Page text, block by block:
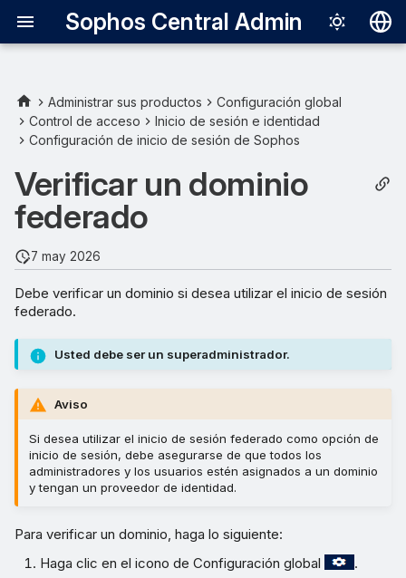
Sophos Central Admin
English
Español
Português
Administrar sus productos
Configuración global
Control de acceso
Inicio de sesión e identidad
Configuración de inicio de sesión de Sophos
Verificar un dominio
federado
7 may 2026
Debe verificar un dominio si desea utilizar el inicio de sesión
federado.
Usted debe ser un superadministrador.
Aviso
Si desea utilizar el inicio de sesión federado como opción de
inicio de sesión, debe asegurarse de que todos los
administradores y los usuarios estén asignados a un dominio
y tengan un proveedor de identidad.
Para verificar un dominio, haga lo siguiente:
Haga clic en el icono de Configuración global
.